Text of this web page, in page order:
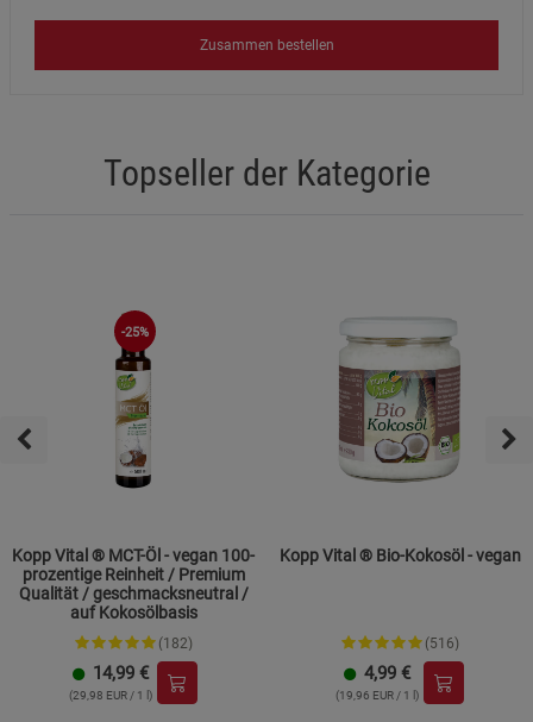
Zusammen bestellen
Topseller der Kategorie
-25%
Kopp Vital ® MCT-Öl - vegan 100-
prozentige Reinheit / Premium
Qualität / geschmacksneutral /
auf Kokosölbasis
(182)
14,99 €
(29,98 EUR / 1 l)
Kopp Vital ® Bio-Kokosöl - vegan
(516)
4,99 €
(19,96 EUR / 1 l)